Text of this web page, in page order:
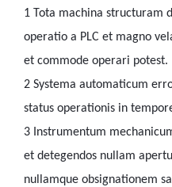
1 Tota machina structuram
operatio a PLC et magno
et commode operari potest.
2 Systema automaticum
status operationis in
3 Instrumentum
et detegendos nullam
nullamque obsignationem